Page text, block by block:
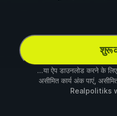
शुरू
...या ऐप डाउनलोड करने के
असीमित कार्य अंक पाएं,
Realpolitiks